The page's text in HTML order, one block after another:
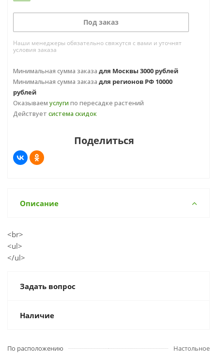
Под заказ
Наши менеджеры обязательно свяжутся с вами и уточнят
условия заказа
Минимальная сумма заказа для Москвы 3000 рублей
Минимальная сумма заказа для регионов РФ 10000
рублей
Оказываем услуги по пересадке растений
Действует система скидок
Поделиться
Описание
<br>
<ul>
</ul>
Задать вопрос
Наличие
По расположению
Настольное